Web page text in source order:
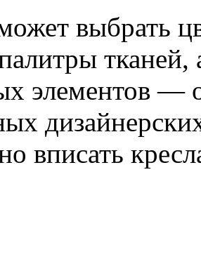
выбрать
тканей,
элементов —
вписать